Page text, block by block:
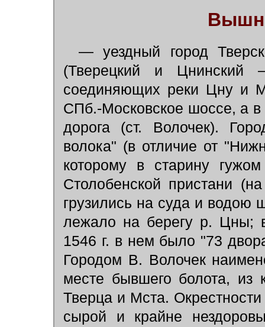
— уездный город
(Тверецкий и Цнинский
соединяющих реки Цну и
СПб.-Московское шоссе, а
дорога (ст. Волочек).
волока" (в отличие от
которому в старину
Столобенской пристани
грузились на суда и водою
лежало на берегу р. Цны;
1546 г. в нем было "73
Городом В. Волочек
месте бывшего болота, из
Тверца и Мста.
сырой и крайне